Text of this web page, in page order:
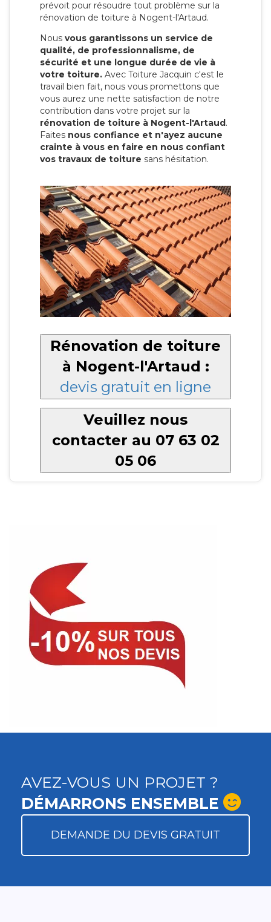
prévoit pour résoudre tout problème sur la
rénovation de toiture à Nogent-l'Artaud.
Nous vous garantissons un service de
qualité, de professionnalisme, de
sécurité et une longue durée de vie à
votre toiture. Avec Toiture Jacquin c'est le
travail bien fait, nous vous promettons que
vous aurez une nette satisfaction de notre
contribution dans votre projet sur la
rénovation de toiture à Nogent-l'Artaud.
Faites nous confiance et n'ayez aucune
crainte à vous en faire en nous confiant
vos travaux de toiture sans hésitation.
Rénovation de toiture
à Nogent-l'Artaud :
devis gratuit en ligne
Veuillez nous
contacter au 07 63 02
05 06
AVEZ-VOUS UN PROJET ?
DÉMARRONS ENSEMBLE
DEMANDE DU DEVIS GRATUIT